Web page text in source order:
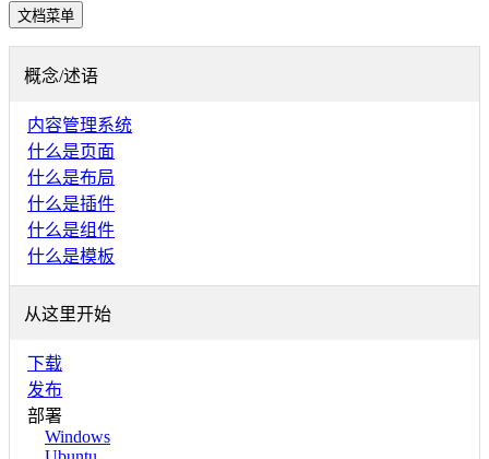
文档菜单
概念/述语
内容管理系统
什么是页面
什么是布局
什么是插件
什么是组件
什么是模板
从这里开始
下载
发布
部署
Windows